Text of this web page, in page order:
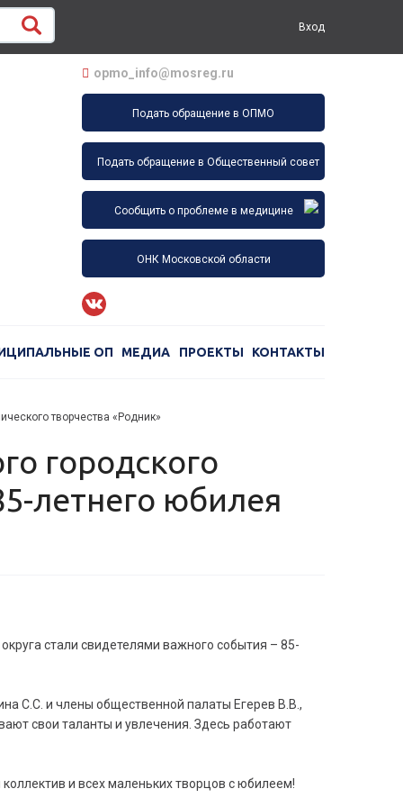
Вход
opmo_info@mosreg.ru
Подать обращение в ОПМО
Подать обращение в Общественный совет
Сообщить о проблеме в медицине
ОНК Московской области
ОП МЕДИА ПРОЕКТЫ КОНТАКТЫ
творчества «Родник»
летнего юбилея
стали свидетелями важного события – 85-
С.С. и члены общественной палаты Егерев В.В.,
свои таланты и увлечения. Здесь работают
и всех маленьких творцов с юбилеем!